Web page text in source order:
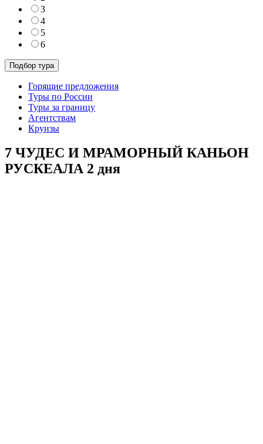
3
4
5
6
Горящие предложения
Туры по России
Туры за границу
Агентствам
Круизы
7 ЧУДЕС И МРАМОРНЫЙ КАНЬОН
РУСКЕАЛА 2 дня